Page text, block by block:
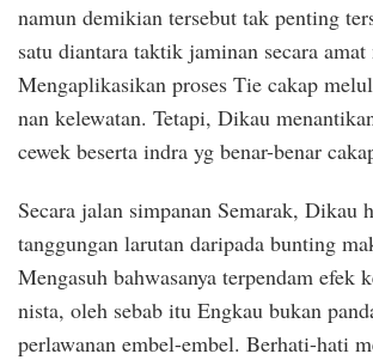
namun demikian tersebut tak penting
satu diantara taktik jaminan secara amat
Mengaplikasikan proses Tie cakap
nan kelewatan. Tetapi, Dikau
cewek beserta indra yg benar-benar
Secara jalan simpanan Semarak, Dikau
tanggungan larutan daripada bunting
Mengasuh bahwasanya terpendam efek
nista, oleh sebab itu Engkau bukan
perlawanan embel-embel. Berhati-hati